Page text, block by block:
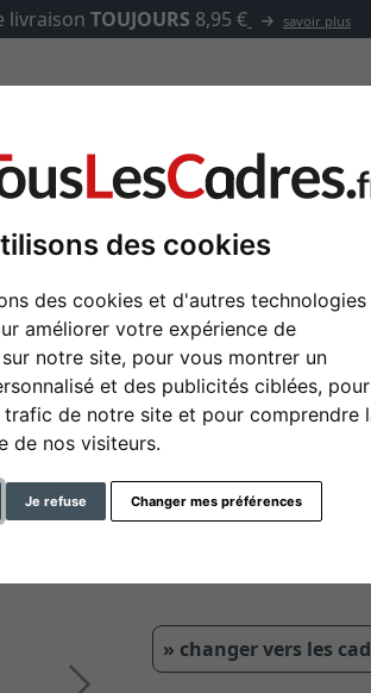
des cookies
des cookies et d'autres technologies
améliorer votre expérience de
notre site, pour vous montrer un
et des publicités ciblées, pour
trafic de notre site et pour comprendre
de nos visiteurs.
Je refuse Changer mes préférences
livraison TOUJOURS 8,95 € savoir plus
Marques Accessoires
Town
Continuer
Cadre en bois sur
couleur
type de verre
» changer vers les